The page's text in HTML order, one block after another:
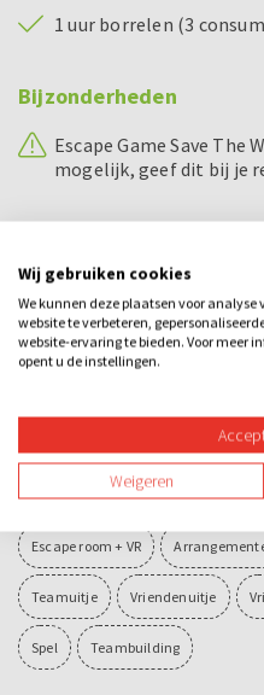
1 uur borrelen (3
Bijzonderheden
Escape Game Save The
mogelijk, geef dit bij je
16.00 - 16.15 uur
16.30 - 17.30 uur
Spel
18.00 - 19.00 uur
Categorieën
Escape room + VR
Teamuitje Vriendenuitje
Spel Teambuilding
Wij gebruiken cookies
We kunnen deze plaatsen voor analyse
website te verbeteren,
website-ervaring te bieden. Voor meer
opent u de instellingen.
Weigeren